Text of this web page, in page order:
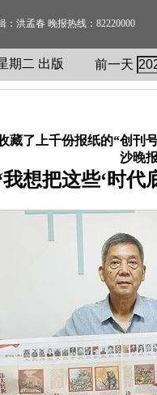
：洪孟春 晚报热线：82220000
期 二 出版 前一天
藏了上千份报纸的“创刊
沙晚报
我想把这些‘时代